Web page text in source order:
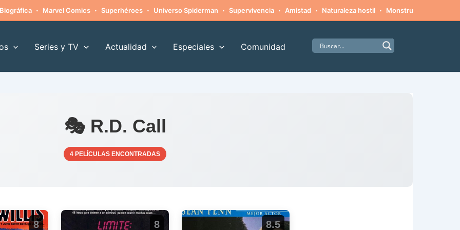
Biográfica · Marvel Comics · Superhéroes · Universo Spiderman · Supervivencia · Amistad · Naturaleza hostil · Monstruos
Series y TV Actualidad Especiales Comunidad
🎭 R.D. Call
4 PELÍCULAS ENCONTRADAS
8 8 8.5